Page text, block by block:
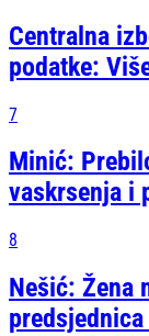
Centralna
podatke:
7
Minić:
vaskrsenja i
8
Nešić: Žena